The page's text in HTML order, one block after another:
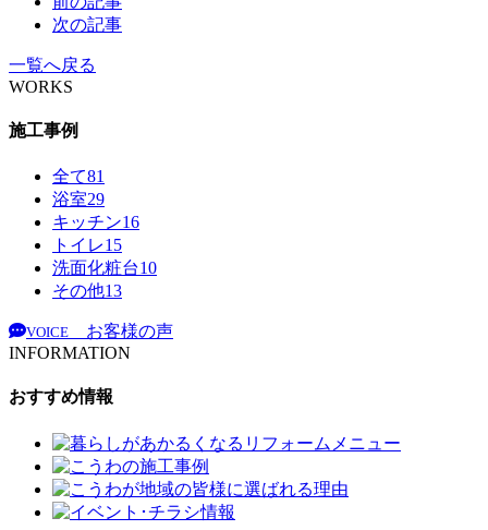
次の記事
一覧へ戻る
WORKS
施工事例
全て81
浴室29
キッチン16
トイレ15
洗面化粧台10
その他13
VOICE
お客様の声
INFORMATION
おすすめ情報